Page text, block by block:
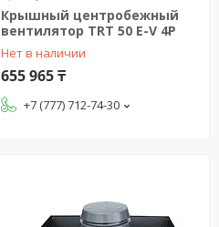
Крышный центробежный
вентилятор TRT 50 E-V 4P
Нет в наличии
655 965 ₸
+7 (777) 712-74-30